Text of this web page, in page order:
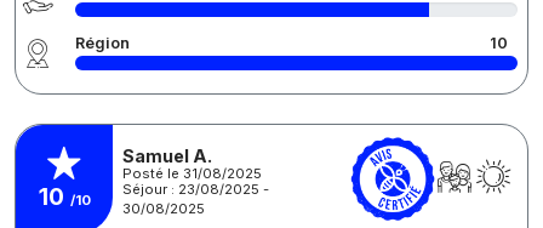
Région 10
10 /10
Samuel A.
Posté le 31/08/2025
Séjour : 23/08/2025 -
30/08/2025